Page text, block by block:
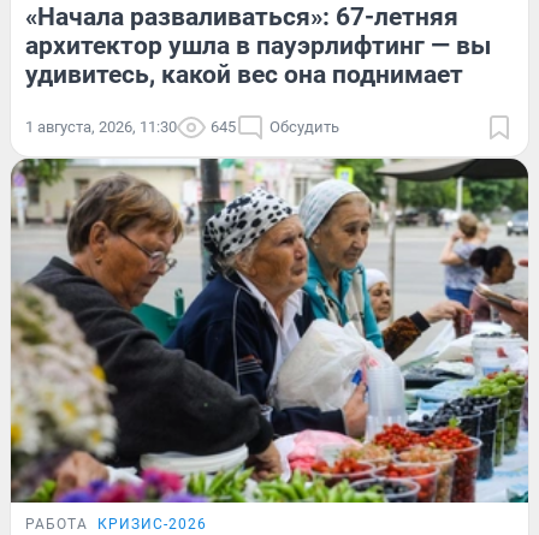
«Начала разваливаться»: 67-летняя
архитектор ушла в пауэрлифтинг — вы
удивитесь, какой вес она поднимает
1 августа, 2026, 11:30 645 Обсудить
РАБОТА КРИЗИС-2026